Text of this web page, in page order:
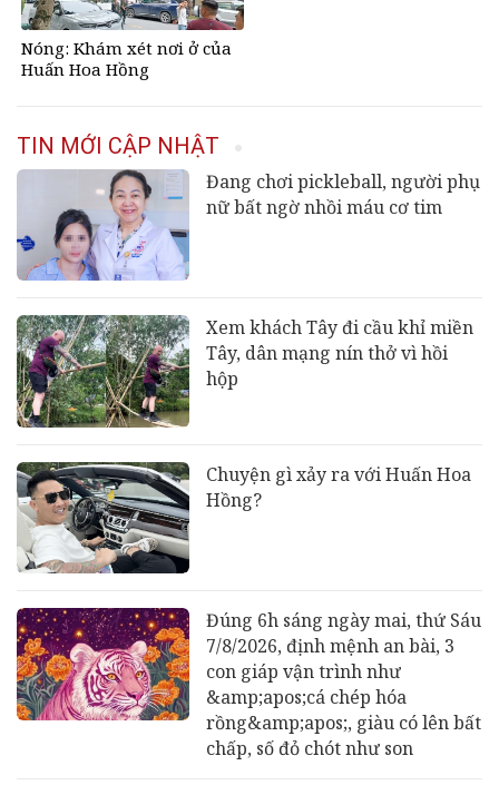
Nóng: Khám xét nơi ở của
Huấn Hoa Hồng
TIN MỚI CẬP NHẬT
Đang chơi pickleball, người phụ
nữ bất ngờ nhồi máu cơ tim
Xem khách Tây đi cầu khỉ miền
Tây, dân mạng nín thở vì hồi
hộp
Chuyện gì xảy ra với Huấn Hoa
Hồng?
Đúng 6h sáng ngày mai, thứ Sáu
7/8/2026, định mệnh an bài, 3
con giáp vận trình như
&amp;apos;cá chép hóa
rồng&amp;apos;, giàu có lên bất
chấp, số đỏ chót như son